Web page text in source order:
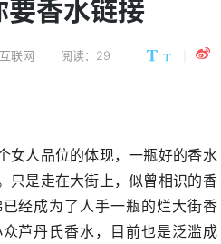
要香水链接
联网 阅读：29
女人品位的体现，一瓶好的香水
只是走在大街上，似曾相识的香
经成为了人手一瓶的烂大街香
芦丹氏香水，目前也是泛滥成